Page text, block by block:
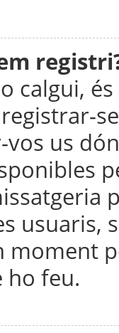
calgui,
us
usuaris,
moment
ho feu.